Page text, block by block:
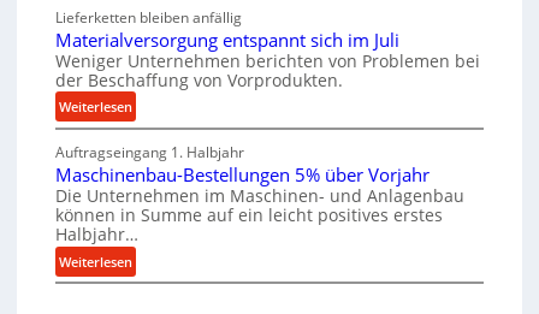
t
z
t
i
l
e
n
e
n
i
g
e
W
k
z
e
b
u
t
s
h
e
W
s
Lieferketten bleiben anfällig
Materialversorgung entspannt sich im Juli
Weniger Unternehmen berichten von Problemen bei
der Beschaffung von Vorprodukten.
Weiterlesen:
M
a
t
e
r
i
a
l
Auftragseingang 1. Halbjahr
Maschinenbau-Bestellungen 5% über Vorjahr
Die Unternehmen im Maschinen- und Anlagenbau
können in Summe auf ein leicht positives erstes
Halbjahr…
Weiterlesen:
M